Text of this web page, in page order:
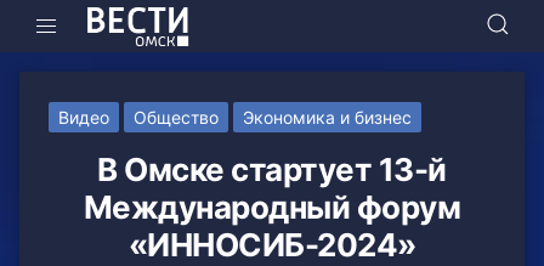
Видео Общество Экономика и бизнес
В Омске стартует 13-й
Международный форум
«ИННОСИБ-2024»